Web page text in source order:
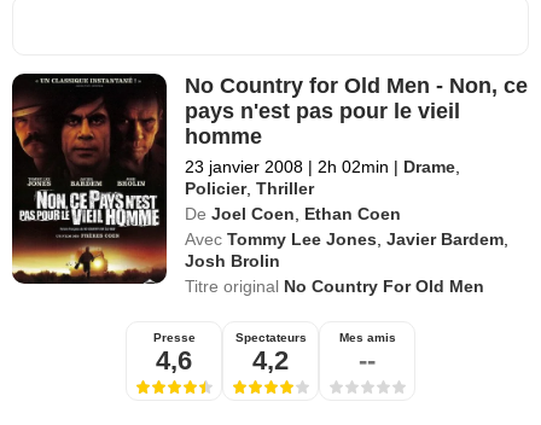
No Country for Old Men - Non, ce
pays n'est pas pour le vieil
homme
23 janvier 2008 | 2h 02min | Drame
Policier,Thriller
De Joel Coen
Ethan Coen
Avec Tommy Lee Jones ,Javier Bardem
Josh Brolin
Titre original No Country For Old Men
Presse
4,6
Spectateurs
4,2
Mes amis
--